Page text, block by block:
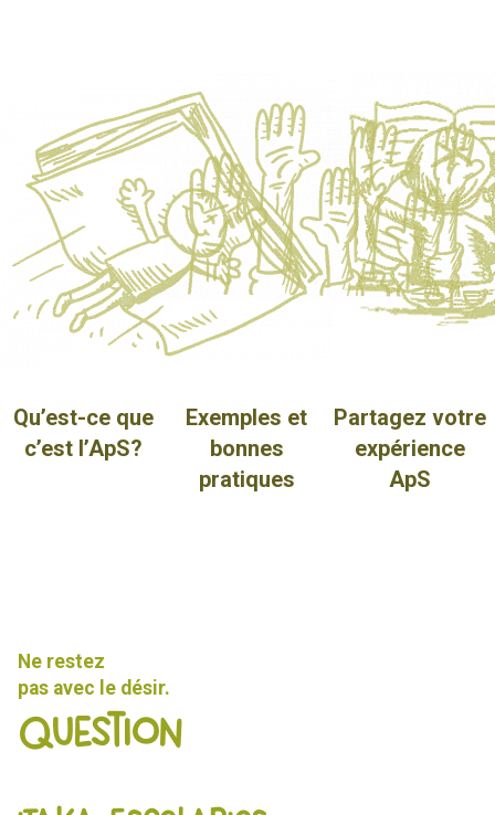
Qu’est-ce que
c’est l’ApS?
Exemples et
bonnes
pratiques
Partagez votre
expérience
ApS
Ne restez
pas avec le désir.
Question